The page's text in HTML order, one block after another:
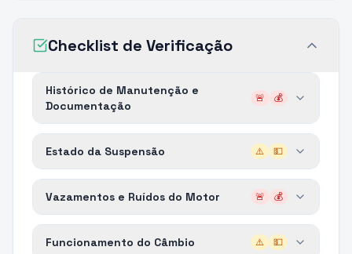
Checklist de Verificação
Histórico de Manutenção e
Documentação
🚨 💰
Estado da Suspensão ⚠️ 💵
Vazamentos e Ruídos do Motor 🚨 💰
Funcionamento do Câmbio ⚠️ 💵